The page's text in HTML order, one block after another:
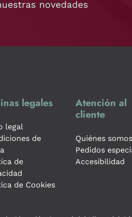
novedades
legales
legal
de
de
de Cookies
Atención al
cliente
Quiénes somos
Pedidos
Accesibilidad